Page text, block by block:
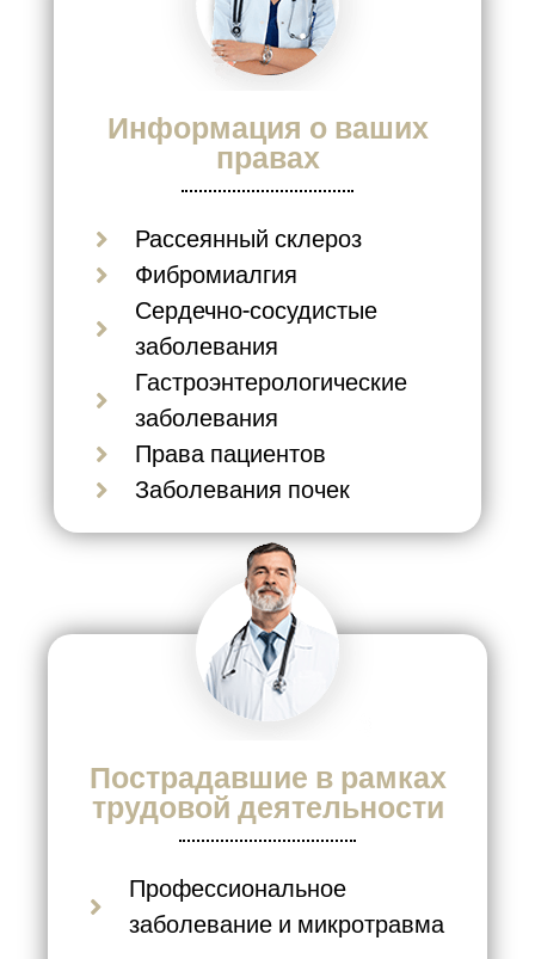
Информация о ваших
правах
Рассеянный склероз
Фибромиалгия
Сердечно-сосудистые
заболевания
Гастроэнтерологические
заболевания
Права пациентов
Заболевания почек
Пострадавшие в рамках
трудовой деятельности
Профессиональное
заболевание и микротравма